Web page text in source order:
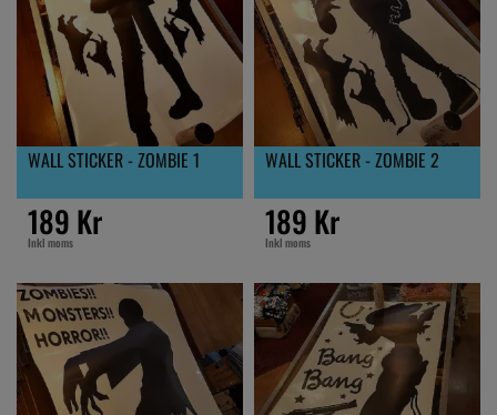
WALL STICKER - ZOMBIE 1
189 Kr
Inkl moms
WALL STICKER - ZOMBIE 2
189 Kr
Inkl moms